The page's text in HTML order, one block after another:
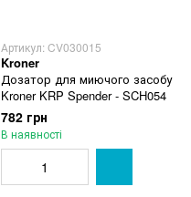
Артикул: CV030015
Kroner
Дозатор для миючого засобу
Kroner KRP Spender - SCH054
782 грн
В наявності